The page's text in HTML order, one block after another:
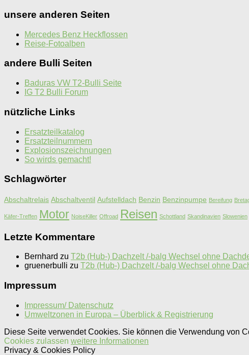
unsere anderen Seiten
Mercedes Benz Heckflossen
Reise-Fotoalben
andere Bulli Seiten
Baduras VW T2-Bulli Seite
IG T2 Bulli Forum
nützliche Links
Ersatzteilkatalog
Ersatzteilnummern
Explosionszeichnungen
So wirds gemacht!
Schlagwörter
Abschaltrelais Abschaltventil Aufstelldach Benzin Benzinpumpe Bereifung
Käfer-Treffen Motor NoiseKiller Offroad Reisen Schottland Skandinavien Slowenien
Letzte Kommentare
Bernhard zu T2b (Hub-) Dachzelt /-balg Wechsel ohne
gruenerbulli zu T2b (Hub-) Dachzelt /-balg Wechsel ohne
Impressum
Impressum/ Datenschutz
Umweltzonen in Europa – Überblick & Registrierung
Diese Seite verwendet Cookies. Sie können die Verwendung von
Cookies zulassen weitere Informationen
Privacy & Cookies Policy